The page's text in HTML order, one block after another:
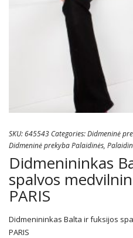
SKU:645543 Categories:Didmeninė
Didmeninė prekyba Palaidinės,
Didmenininkas
spalvos
PARIS
Didmenininkas Balta ir fuksijos
PARIS